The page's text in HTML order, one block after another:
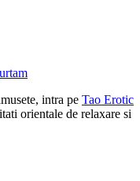
intra pe Tao Erotic
orientale de relaxare si